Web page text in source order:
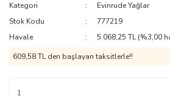
Kategori
Evinrude Yağlar
Stok Kodu
777219
Havale
5.068,25 TL (%3,00
609,58 TL den başlayan taksitlerle!!